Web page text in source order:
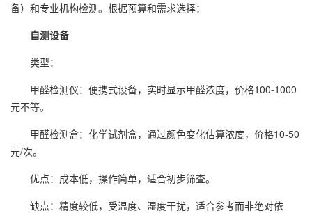
备）和专业机构检测。根据预算和需求选择：
自测设备
类型：
甲醛检测仪：便携式设备，实时显示甲醛浓度，价格100-1000
元不等。
甲醛检测盒：化学试剂盒，通过颜色变化估算浓度，价格10-50
元/次。
优点：成本低，操作简单，适合初步筛查。
缺点：精度较低，受温度、湿度干扰，适合参考而非绝对依